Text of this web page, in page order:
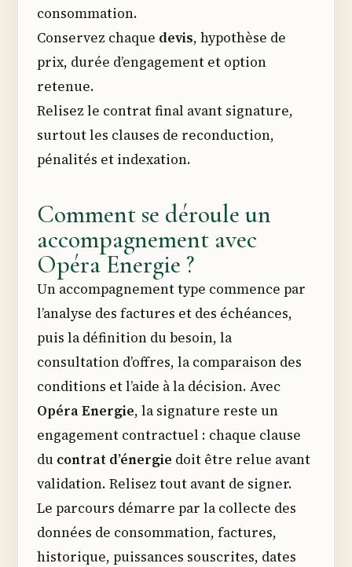
consommation.
Conservez chaque devis, hypothèse de
prix, durée d’engagement et option
retenue.
Relisez le contrat final avant signature,
surtout les clauses de reconduction,
pénalités et indexation.
Comment se déroule un
accompagnement avec
Opéra Energie ?
Un accompagnement type commence par
l’analyse des factures et des échéances,
puis la définition du besoin, la
consultation d’offres, la comparaison des
conditions et l’aide à la décision. Avec
Opéra Energie, la signature reste un
engagement contractuel : chaque clause
du contrat d’énergie doit être relue avant
validation. Relisez tout avant de signer.
Le parcours démarre par la collecte des
données de consommation, factures,
historique, puissances souscrites, dates